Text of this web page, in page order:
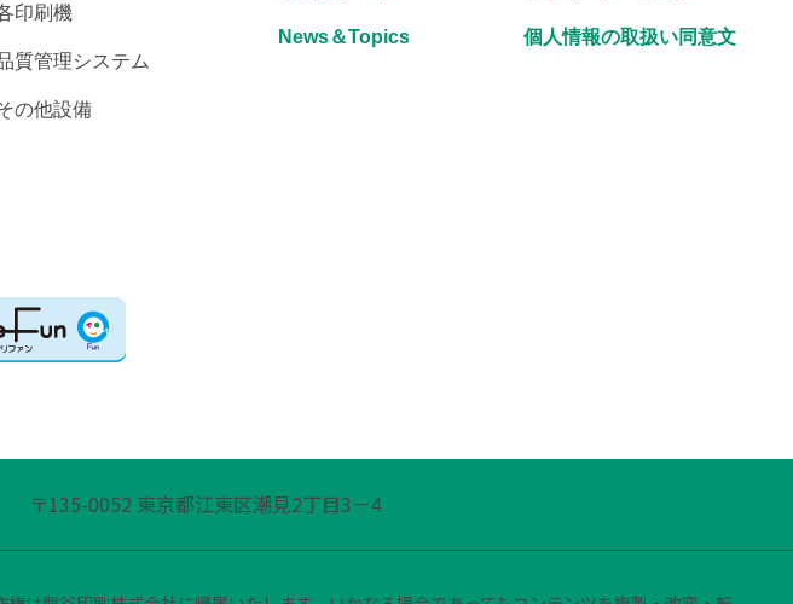
印刷機
質管理システム
の他設備
News＆Topics 個人情報の取扱い同意文
〒135-0052 東京都江東区潮見2丁目3－4